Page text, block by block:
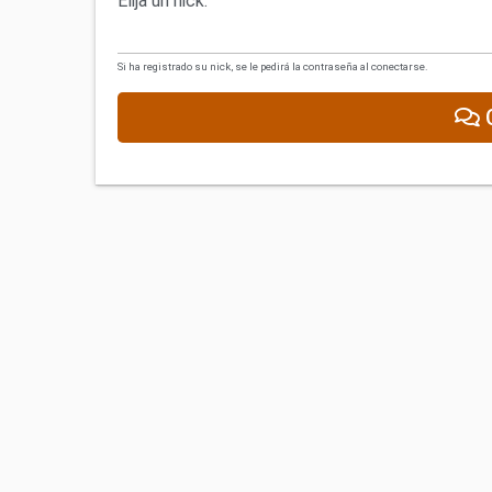
Si ha registrado su nick, se le pedirá la contraseña al conectarse.